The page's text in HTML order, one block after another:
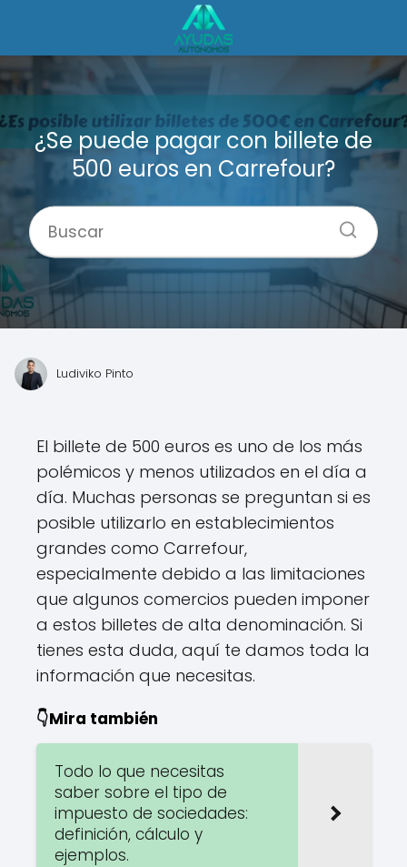
¿Se puede pagar con billete de
500 euros en Carrefour?
Ludiviko Pinto
El billete de 500 euros es uno de los más
polémicos y menos utilizados en el día a
día. Muchas personas se preguntan si es
posible utilizarlo en establecimientos
grandes como Carrefour,
especialmente debido a las limitaciones
que algunos comercios pueden imponer
a estos billetes de alta denominación. Si
tienes esta duda, aquí te damos toda la
información que necesitas.
👇Mira también
Todo lo que necesitas
saber sobre el tipo de
impuesto de sociedades:
definición, cálculo y
ejemplos.